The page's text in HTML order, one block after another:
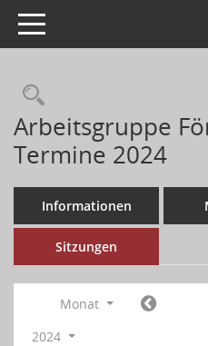
Toggle navigation
Arbeitsgruppe
Termine 2024
Informationen
Sitzungen
Monat
2024